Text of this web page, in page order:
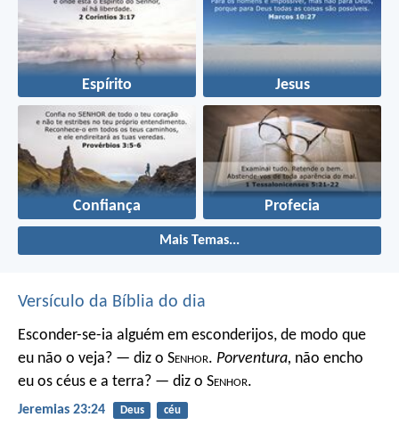
Espírito Jesus
Confiança Profecia
Mais Temas...
Versículo da Bíblia do dia
Esconder-se-ia alguém em esconderijos, de modo que
eu não o veja? — diz o Senhor. Porventura, não encho
eu os céus e a terra? — diz o Senhor.
Jeremias 23:24 Deus céu